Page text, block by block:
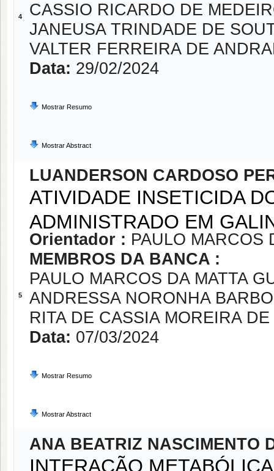
4
CASSIO RICARDO DE
JANEUSA TRINDADE DE
VALTER FERREIRA DE
Data: 29/02/2024
Mostrar Resumo
Mostrar Abstract
5
LUANDERSON CARDOSO
ATIVIDADE INSETICIDA
ADMINISTRADO EM
Orientador : PAULO MARCOS
MEMBROS DA BANCA :
PAULO MARCOS DA MATTA
ANDRESSA NORONHA
RITA DE CASSIA MOREIRA
Data: 07/03/2024
Mostrar Resumo
Mostrar Abstract
ANA BEATRIZ NASCIMENTO
INTERAÇÃO